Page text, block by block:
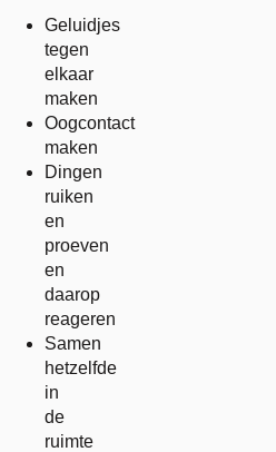
Geluidjes
tegen
elkaar
maken
Oogcontact
maken
Dingen
ruiken
en
proeven
en
daarop
reageren
Samen
hetzelfde
in
de
ruimte